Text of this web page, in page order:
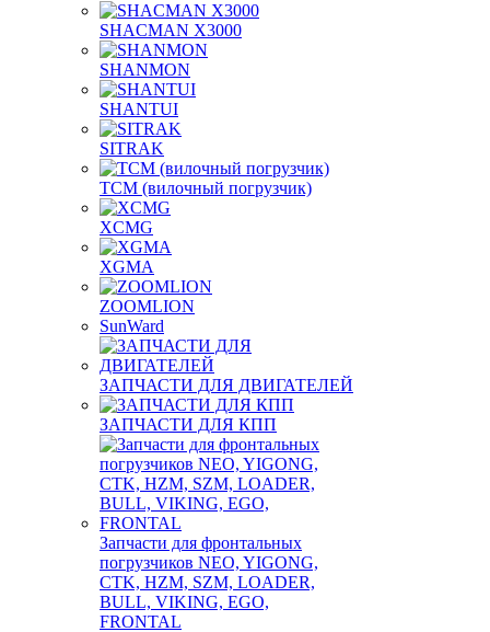
SHACMAN X3000
SHANMON
SHANTUI
SITRAK
TCM (вилочный погрузчик)
XCMG
XGMA
ZOOMLION
SunWard
ЗАПЧАСТИ ДЛЯ ДВИГАТЕЛЕЙ
ЗАПЧАСТИ ДЛЯ КПП
Запчасти для фронтальных
погрузчиков NEO, YIGONG,
CTK, HZM, SZM, LOADER,
BULL, VIKING, EGO,
FRONTAL